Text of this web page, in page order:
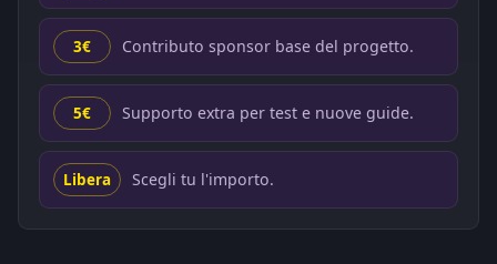
3€ Contributo sponsor base del progetto.
5€ Supporto extra per test e nuove guide.
Libera Scegli tu l'importo.